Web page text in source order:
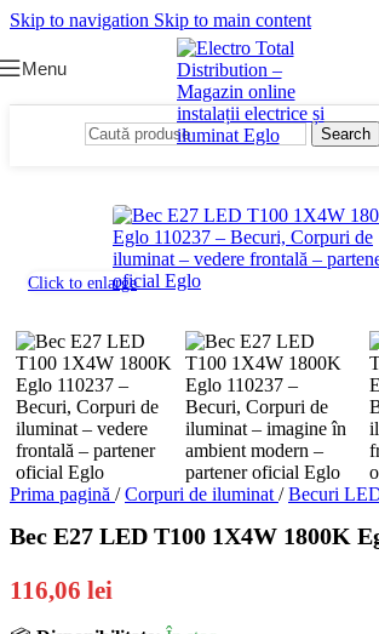
Skip to navigation Skip to main content
Menu
Search
Click to enlarge
Prima pagină / Corpuri de iluminat / Becuri
Bec E27 LED T100 1X4W 1800K
116,06 lei